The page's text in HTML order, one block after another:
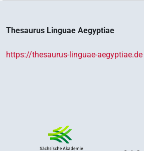
Thesaurus Linguae Aegyptiae
https://thesaurus-linguae-aegyptiae.de